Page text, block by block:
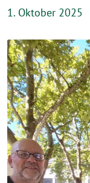
1. Oktober 2025